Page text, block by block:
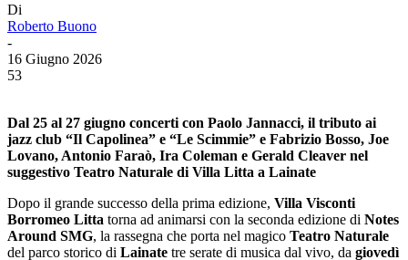
Di
Roberto Buono
-
16 Giugno 2026
53
Dal 25 al 27 giugno concerti con Paolo Jannacci, il tributo ai
jazz club “Il Capolinea” e “Le Scimmie” e Fabrizio Bosso, Joe
Lovano, Antonio Faraò, Ira Coleman e Gerald Cleaver nel
suggestivo Teatro Naturale di Villa Litta a Lainate
Dopo il grande successo della prima edizione, Villa Visconti
Borromeo Litta torna ad animarsi con la seconda edizione di Notes
Around SMG, la rassegna che porta nel magico Teatro Naturale
del parco storico di Lainate tre serate di musica dal vivo, da giovedì